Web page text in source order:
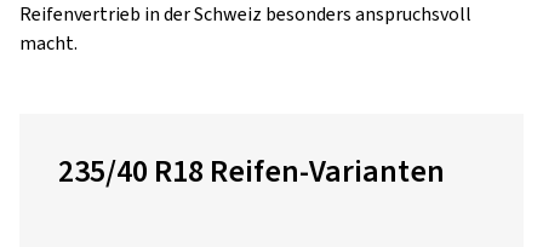
Reifenvertrieb in der Schweiz besonders anspruchsvoll
macht.
235/40 R18 Reifen-Varianten